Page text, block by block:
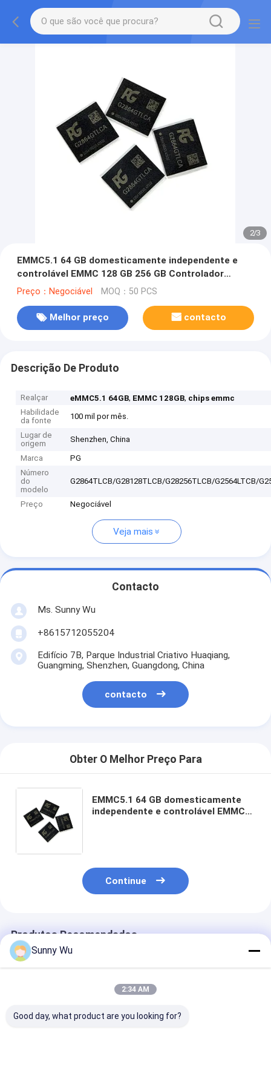
2/3
EMMC5.1 64 GB domesticamente independente e
controlável EMMC 128 GB 256 GB Controlador
autodesenvolvido Chips de memória Yangtze
Preço：Negociável MOQ：50 PCS
Melhor preço contacto
Descrição De Produto
Realçar eMMC5.1 64GB, EMMC 128GB, chips emmc
Habilidade
da fonte
100 mil por mês.
Lugar de
origem
Shenzhen, China
Marca
PG
Número
do
modelo
G2864TLCB/G28128TLCB/G28256TLCB/G2564LTCB/
Preço Negociável
Veja mais
Contacto
Ms. Sunny Wu
+8615712055204
Edifício 7B, Parque Industrial Criativo Huaqiang,
Guangming, Shenzhen, Guangdong, China
contacto
Obter O Melhor Preço Para
EMMC5.1 64 GB domesticamente
independente e controlável EMMC
Continue
Produtos Recomendados
Sunny Wu
2:34 AM
Good day, what product are you looking for?